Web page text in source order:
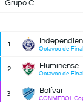
Grupo C
1
Octavos de Final
2 Fluminense
Octavos de Final
3 Bolívar
CONMEBOL